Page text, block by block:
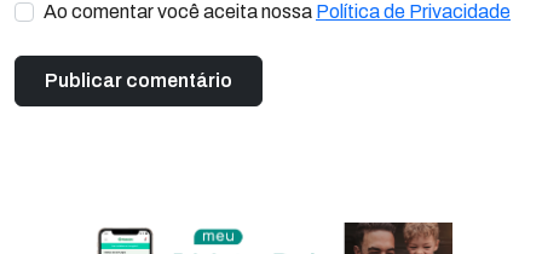
Ao comentar você aceita nossa Política de Privacidade